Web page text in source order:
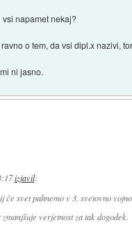
napamet nekaj?
o tem, da vsi dipl.x nazivi,
ni jasno.
izjavil:
svet pahnemo v 3. svetovno vojno...
verjetnost za tak dogodek.